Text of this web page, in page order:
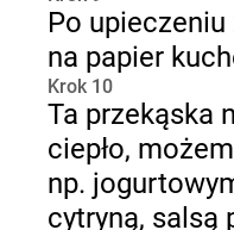
Po
na papier
Krok 10
Ta przekąska
ciepło,
np.
cytryną, salsą